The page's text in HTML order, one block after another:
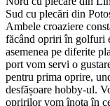
Sud cu plecări din
Ambele croaziere
făcând opriri în golfuri
asemenea pe diferite
port vom servi o
pentru prima oprire,
desfășoare hobby-ul.
opririlor vom înota în